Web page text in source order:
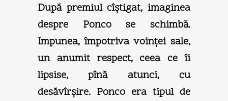
După premiul cîştigat, imaginea
despre Ponco se schimbă.
Impunea, împotriva voinţei sale,
un anumit respect, ceea ce îi
lipsise, pînă atunci, cu
desăvîrşire. Ponco era tipul de